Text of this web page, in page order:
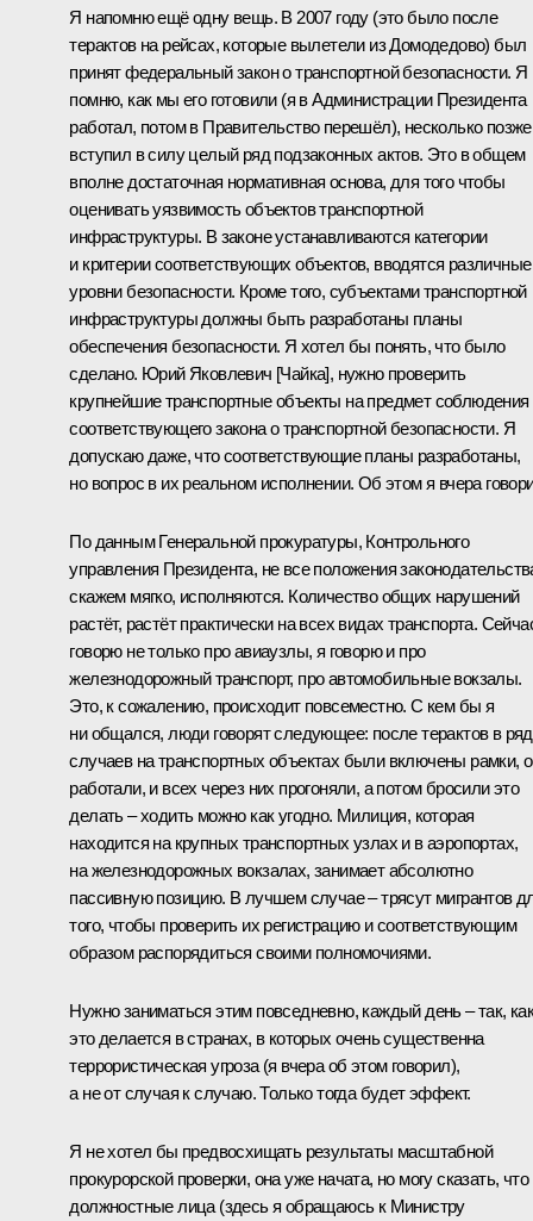
Я напомню ещё одну вещь. В 2007 году (это было после
терактов на рейсах, которые вылетели из Домодедово) был
принят федеральный закон о транспортной безопасности. Я
помню, как мы его готовили (я в Администрации Президента
работал, потом в Правительство перешёл), несколько позже
вступил в силу целый ряд подзаконных актов. Это в общем
вполне достаточная нормативная основа, для того чтобы
оценивать уязвимость объектов транспортной
инфраструктуры. В законе устанавливаются категории
и критерии соответствующих объектов, вводятся различные
уровни безопасности. Кроме того, субъектами транспортной
инфраструктуры должны быть разработаны планы
обеспечения безопасности. Я хотел бы понять, что было
сделано. Юрий Яковлевич [Чайка], нужно проверить
крупнейшие транспортные объекты на предмет соблюдения
соответствующего закона о транспортной безопасности. Я
допускаю даже, что соответствующие планы разработаны,
но вопрос в их реальном исполнении. Об этом я вчера
По данным Генеральной прокуратуры, Контрольного
управления Президента, не все положения
скажем мягко, исполняются. Количество общих нарушений
растёт, растёт практически на всех видах транспорта.
говорю не только про авиаузлы, я говорю и про
железнодорожный транспорт, про автомобильные вокзалы.
Это, к сожалению, происходит повсеместно. С кем бы я
ни общался, люди говорят следующее: после терактов в
случаев на транспортных объектах были включены рамки,
работали, и всех через них прогоняли, а потом бросили это
делать – ходить можно как угодно. Милиция, которая
находится на крупных транспортных узлах и в аэропортах,
на железнодорожных вокзалах, занимает абсолютно
пассивную позицию. В лучшем случае – трясут мигрантов
того, чтобы проверить их регистрацию и соответствующим
образом распорядиться своими полномочиями.
Нужно заниматься этим повседневно, каждый день – так,
это делается в странах, в которых очень существенна
террористическая угроза (я вчера об этом говорил),
а не от случая к случаю. Только тогда будет эффект.
Я не хотел бы предвосхищать результаты масштабной
прокурорской проверки, она уже начата, но могу сказать, что
должностные лица (здесь я обращаюсь к Министру